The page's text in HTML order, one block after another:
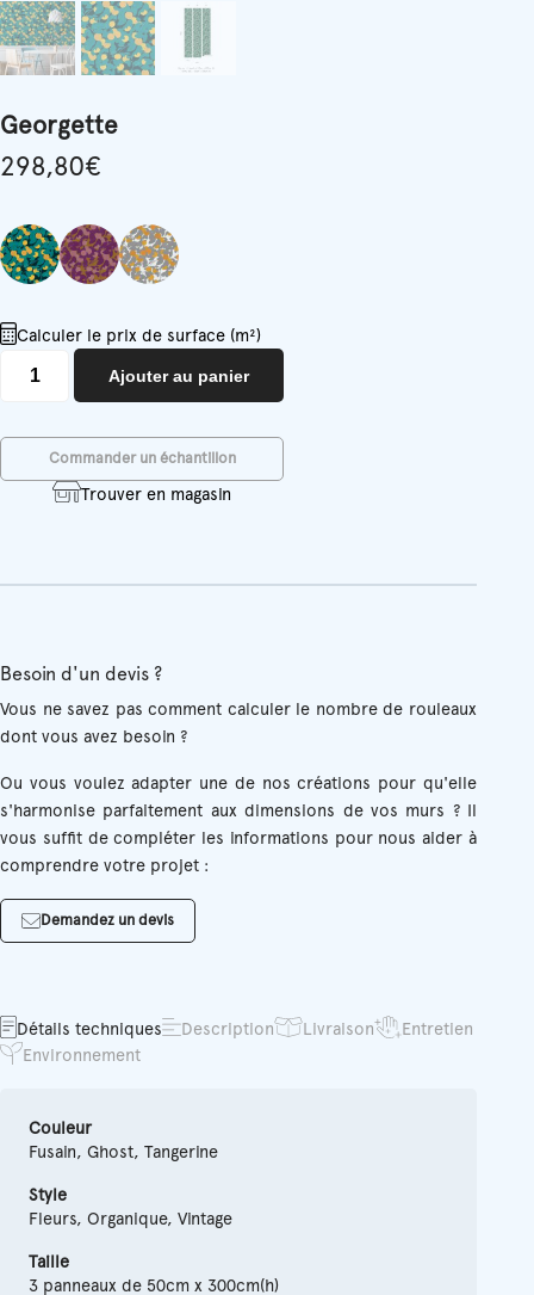
Georgette
298,80€
Calculer le prix de surface (m²)
Georgette
Ajouter au panier
Commander un échantillon
Trouver en magasin
Besoin d'un devis ?
Vous ne savez pas comment calculer le nombre de rouleaux
dont vous avez besoin ?
Ou vous voulez adapter une de nos créations pour qu'elle
s'harmonise parfaitement aux dimensions de vos murs ? Il
vous suffit de compléter les informations pour nous aider à
comprendre votre projet :
Demandez un devis
Détails techniques Description Livraison
Entretien
Environnement
Couleur
Fusain, Ghost, Tangerine
Style
Fleurs, Organique, Vintage
Taille
3 panneaux de 50cm x 300cm(h)